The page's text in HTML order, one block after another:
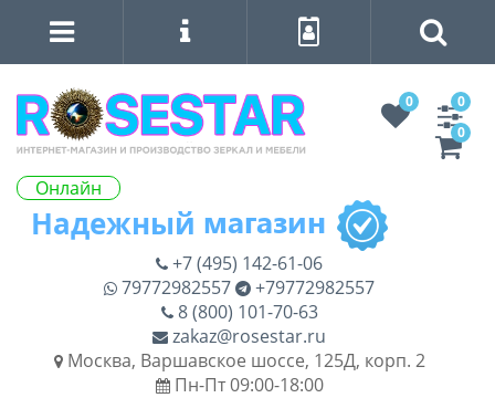
Онлайн
0
0
0
+7 (495) 142-61-06
79772982557
+79772982557
8 (800) 101-70-63
zakaz@rosestar.ru
Москва, Варшавское шоссе, 125Д, корп. 2
Пн-Пт 09:00-18:00